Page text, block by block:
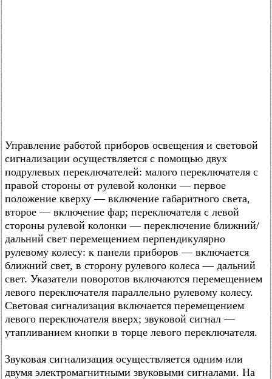
Управление работой приборов освещения и световой
сигнализации осуществляется с помощью двух
подрулевых переключателей: малого переключателя с
правой стороны от рулевой колонки — первое
положение кверху — включение габаритного света,
второе — включение фар; переключателя с левой
стороны рулевой колонки — переключение ближний/
дальний свет перемещением перпендикулярно
рулевому колесу: к панели приборов — включается
ближний свет, в сторону рулевого колеса — дальний
свет. Указатели поворотов включаются перемещением
левого переключателя параллельно рулевому колесу.
Световая сигнализация включается перемещением
левого переключателя вверх; звуковой сигнал —
утапливанием кнопки в торце левого переключателя.
Звуковая сигнализация осуществляется одним или
двумя электромагнитными звуковыми сигналами. На